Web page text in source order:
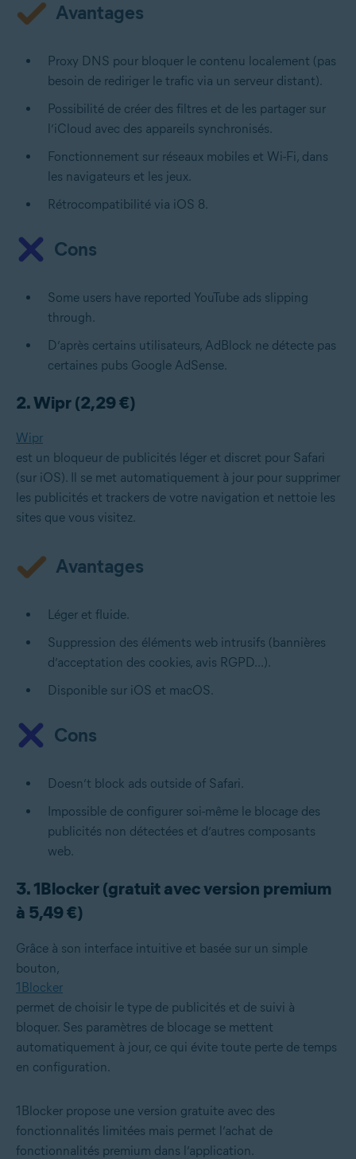
Avantages
Proxy DNS pour bloquer le contenu localement (pas
besoin de rediriger le trafic via un serveur distant).
Possibilité de créer des filtres et de les partager sur
l’iCloud avec des appareils synchronisés.
Fonctionnement sur réseaux mobiles et Wi-Fi, dans
les navigateurs et les jeux.
Rétrocompatibilité via iOS 8.
Cons
Some users have reported YouTube ads slipping
through.
D’après certains utilisateurs, AdBlock ne détecte pas
certaines pubs Google AdSense.
2. Wipr (2,29 €)
Wipr
est un bloqueur de publicités léger et discret pour Safari
(sur iOS). Il se met automatiquement à jour pour supprimer
les publicités et trackers de votre navigation et nettoie les
sites que vous visitez.
Avantages
Léger et fluide.
Suppression des éléments web intrusifs (bannières
d’acceptation des cookies, avis RGPD...).
Disponible sur iOS et macOS.
Cons
Doesn’t block ads outside of Safari.
Impossible de configurer soi-même le blocage des
publicités non détectées et d’autres composants
web.
3. 1Blocker (gratuit avec version premium
à 5,49 €)
Grâce à son interface intuitive et basée sur un simple
bouton,
1Blocker
permet de choisir le type de publicités et de suivi à
bloquer. Ses paramètres de blocage se mettent
automatiquement à jour, ce qui évite toute perte de temps
en configuration.
1Blocker propose une version gratuite avec des
fonctionnalités limitées mais permet l’achat de
fonctionnalités premium dans l’application.